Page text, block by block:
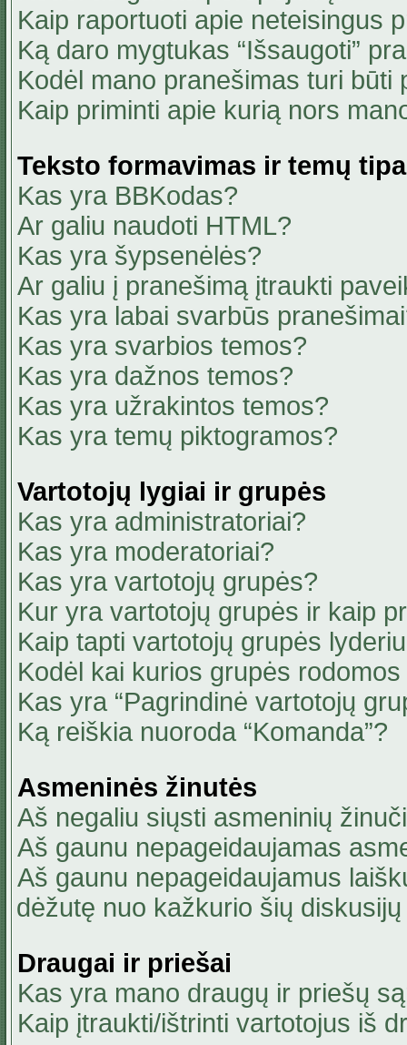
Kaip raportuoti apie neteisingus
Ką daro mygtukas “Išsaugoti”
Kodėl mano pranešimas turi būti
Kaip priminti apie kurią nors
Teksto formavimas ir temų
Kas yra BBKodas?
Ar galiu naudoti HTML?
Kas yra šypsenėlės?
Ar galiu į pranešimą įtraukti
Kas yra labai svarbūs
Kas yra svarbios temos?
Kas yra dažnos temos?
Kas yra užrakintos temos?
Kas yra temų piktogramos?
Vartotojų lygiai ir grupės
Kas yra administratoriai?
Kas yra moderatoriai?
Kas yra vartotojų grupės?
Kur yra vartotojų grupės ir kaip
Kaip tapti vartotojų grupės
Kodėl kai kurios grupės
Kas yra “Pagrindinė vartotojų
Ką reiškia nuoroda “Komanda”?
Asmeninės žinutės
Aš negaliu siųsti asmeninių
Aš gaunu nepageidaujamas
Aš gaunu nepageidaujamus
dėžutę nuo kažkurio šių
Draugai ir priešai
Kas yra mano draugų ir priešų
Kaip įtraukti/ištrinti vartotojus iš